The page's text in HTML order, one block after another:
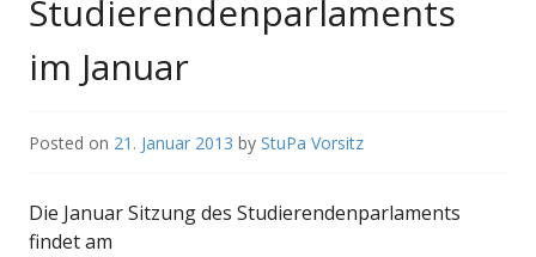
Studierendenparlaments
im Januar
Posted on 21. Januar 2013 by StuPa Vorsitz
Die Januar Sitzung des Studierendenparlaments
findet am